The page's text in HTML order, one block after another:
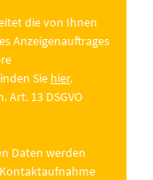
die von Ihnen
Anzeigenauftrages
Sie hier.
13 DSGVO
Daten werden